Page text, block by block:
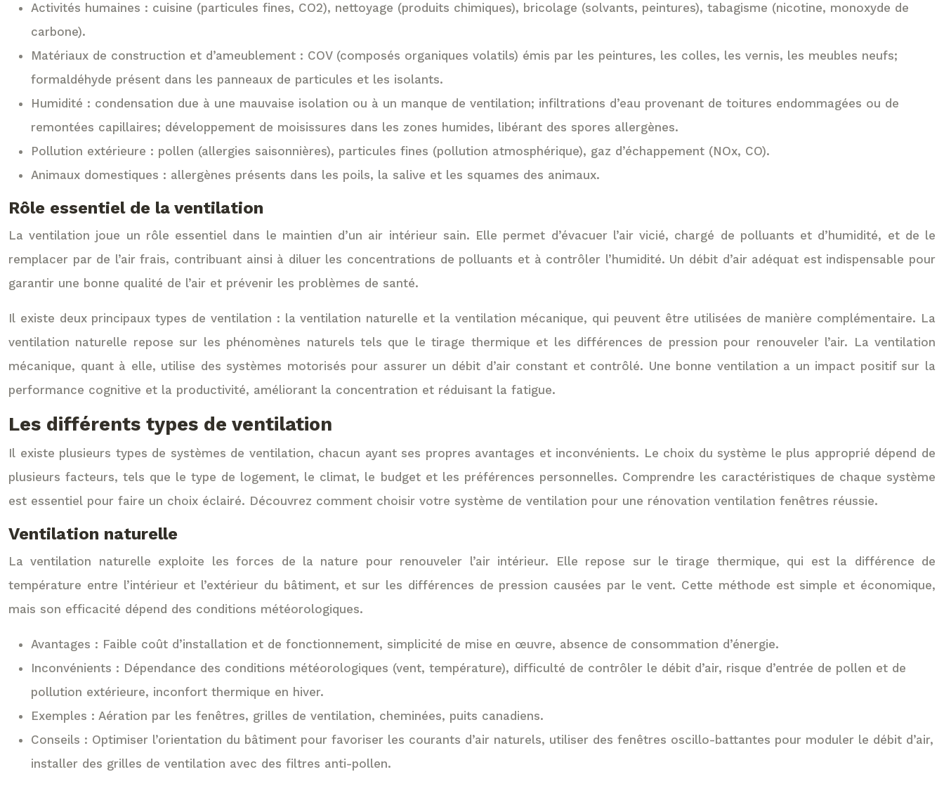
Activités humaines : cuisine (particules fines, CO2), nettoyage (produits chimiques), bricolage (solvants, peintures), tabagisme (nicotine, monoxyde de
carbone).
Matériaux de construction et d’ameublement : COV (composés organiques volatils) émis par les peintures, les colles, les vernis, les meubles neufs;
formaldéhyde présent dans les panneaux de particules et les isolants.
Humidité : condensation due à une mauvaise isolation ou à un manque de ventilation; infiltrations d’eau provenant de toitures endommagées ou de
remontées capillaires; développement de moisissures dans les zones humides, libérant des spores allergènes.
Pollution extérieure : pollen (allergies saisonnières), particules fines (pollution atmosphérique), gaz d’échappement (NOx, CO).
Animaux domestiques : allergènes présents dans les poils, la salive et les squames des animaux.
Rôle essentiel de la ventilation
La ventilation joue un rôle essentiel dans le maintien d’un air intérieur sain. Elle permet d’évacuer l’air vicié, chargé de polluants et d’humidité, et de le
remplacer par de l’air frais, contribuant ainsi à diluer les concentrations de polluants et à contrôler l’humidité. Un débit d’air adéquat est indispensable pour
garantir une bonne qualité de l’air et prévenir les problèmes de santé.
Il existe deux principaux types de ventilation : la ventilation naturelle et la ventilation mécanique, qui peuvent être utilisées de manière complémentaire. La
ventilation naturelle repose sur les phénomènes naturels tels que le tirage thermique et les différences de pression pour renouveler l’air. La ventilation
mécanique, quant à elle, utilise des systèmes motorisés pour assurer un débit d’air constant et contrôlé. Une bonne ventilation a un impact positif sur la
performance cognitive et la productivité, améliorant la concentration et réduisant la fatigue.
Les différents types de ventilation
Il existe plusieurs types de systèmes de ventilation, chacun ayant ses propres avantages et inconvénients. Le choix du système le plus approprié dépend de
plusieurs facteurs, tels que le type de logement, le climat, le budget et les préférences personnelles. Comprendre les caractéristiques de chaque système
est essentiel pour faire un choix éclairé. Découvrez comment choisir votre système de ventilation pour une rénovation ventilation fenêtres réussie.
Ventilation naturelle
La ventilation naturelle exploite les forces de la nature pour renouveler l’air intérieur. Elle repose sur le tirage thermique, qui est la différence de
température entre l’intérieur et l’extérieur du bâtiment, et sur les différences de pression causées par le vent. Cette méthode est simple et économique,
mais son efficacité dépend des conditions météorologiques.
Avantages : Faible coût d’installation et de fonctionnement, simplicité de mise en œuvre, absence de consommation d’énergie.
Inconvénients : Dépendance des conditions météorologiques (vent, température), difficulté de contrôler le débit d’air, risque d’entrée de pollen et de
pollution extérieure, inconfort thermique en hiver.
Exemples : Aération par les fenêtres, grilles de ventilation, cheminées, puits canadiens.
Conseils : Optimiser l’orientation du bâtiment pour favoriser les courants d’air naturels, utiliser des fenêtres oscillo-battantes pour moduler le débit d’air,
installer des grilles de ventilation avec des filtres anti-pollen.